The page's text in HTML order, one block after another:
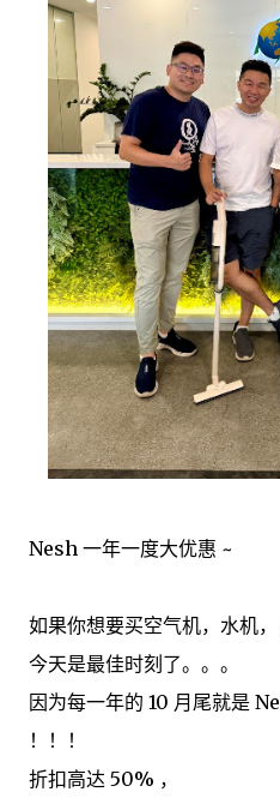
Nesh 一年一度大优惠 ~
如果你想要买空气机，水机，
今天是最佳时刻了。。。
因为每一年的 10 月尾就是
！！！
折扣高达 50% ，